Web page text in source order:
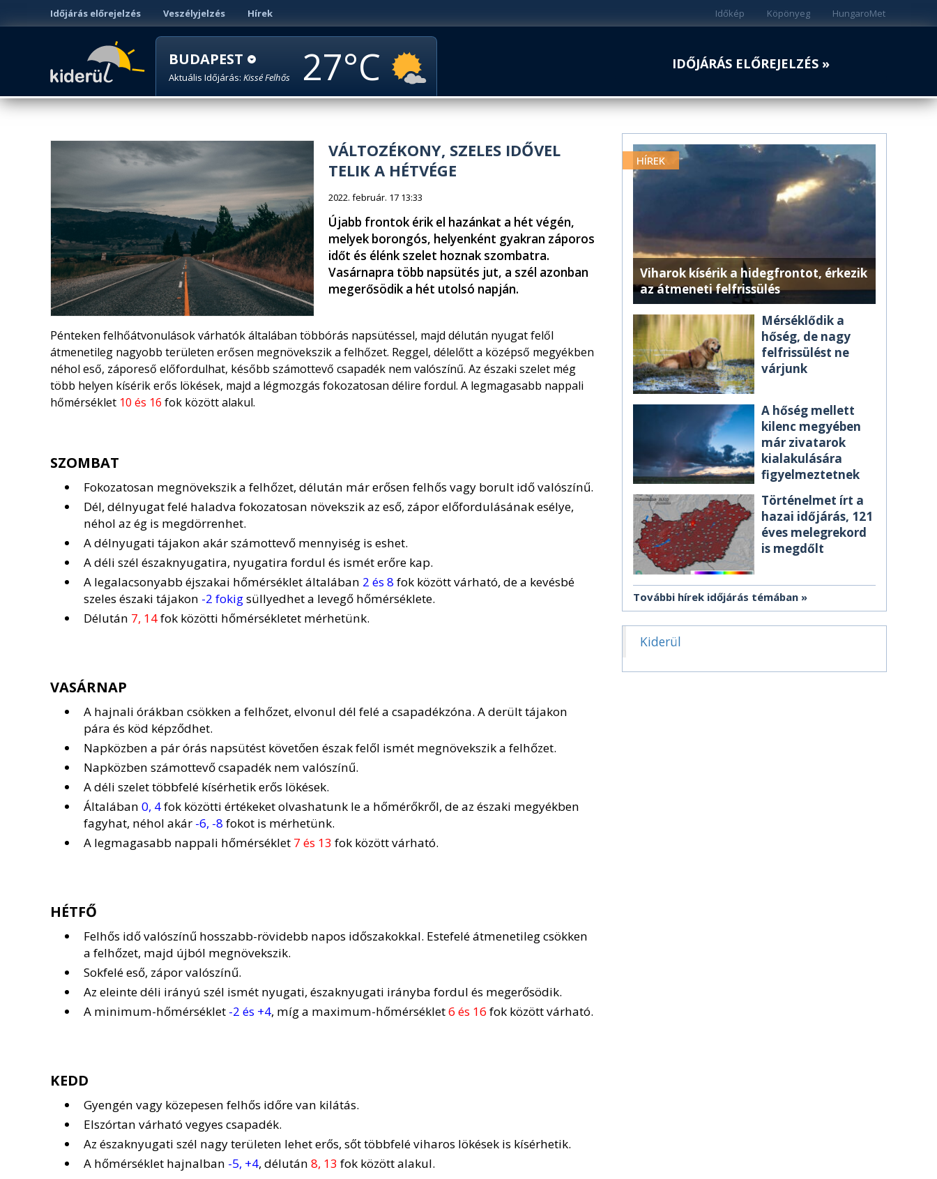
Időjárás előrejelzés Veszélyjelzés Hírek HungaroMet
Köpönyeg
Időkép
BUDAPEST
Aktuális Időjárás: Kissé Felhős 27 IDŐJÁRÁS ELŐREJELZÉS »
VÁLTOZÉKONY, SZELES IDŐVEL
TELIK A HÉTVÉGE
2022. február. 17 13:33
Újabb frontok érik el hazánkat a hét végén,
melyek borongós, helyenként gyakran záporos
időt és élénk szelet hoznak szombatra.
Vasárnapra több napsütés jut, a szél azonban
megerősödik a hét utolsó napján.
Pénteken felhőátvonulások várhatók általában többórás napsütéssel, majd délután nyugat felől
átmenetileg nagyobb területen erősen megnövekszik a felhőzet. Reggel, délelőtt a középső megyékben
néhol eső, záporeső előfordulhat, később számottevő csapadék nem valószínű. Az északi szelet még
több helyen kísérik erős lökések, majd a légmozgás fokozatosan délire fordul. A legmagasabb nappali
hőmérséklet 10 és 16 fok között alakul.
SZOMBAT
Fokozatosan megnövekszik a felhőzet, délután már erősen felhős vagy borult idő valószínű.
Dél, délnyugat felé haladva fokozatosan növekszik az eső, zápor előfordulásának esélye,
néhol az ég is megdörrenhet.
A délnyugati tájakon akár számottevő mennyiség is eshet.
A déli szél északnyugatira, nyugatira fordul és ismét erőre kap.
A legalacsonyabb éjszakai hőmérséklet általában 2 és 8 fok között várható, de a kevésbé
szeles északi tájakon -2 fokigsüllyedhet a levegő hőmérséklete.
Délután 7, 14fok közötti hőmérsékletet mérhetünk.
VASÁRNAP
A hajnali órákban csökken a felhőzet, elvonul dél felé a csapadékzóna. A derült tájakon
pára és köd képződhet.
Napközben a pár órás napsütést követően észak felől ismét megnövekszik a felhőzet.
Napközben számottevő csapadék nem valószínű.
A déli szelet többfelé kísérhetik erős lökések.
Általában 0, 4fok közötti értékeket olvashatunk le a hőmérőkről, de az északi megyékben
fagyhat, néhol akár -6, -8 fokot is mérhetünk.
A legmagasabb nappali hőmérséklet 7 és 13 fok között várható.
HÉTFŐ
Felhős idő valószínű hosszabb-rövidebb napos időszakokkal. Estefelé átmenetileg csökken
a felhőzet, majd újból megnövekszik.
Sokfelé eső, zápor valószínű.
Az eleinte déli irányú szél ismét nyugati, északnyugati irányba fordul és megerősödik.
A minimum-hőmérséklet -2 és +4, míg a maximum-hőmérséklet6 és 16 fok között várható.
KEDD
Gyengén vagy közepesen felhős időre van kilátás.
Elszórtan várható vegyes csapadék.
Az északnyugati szél nagy területen lehet erős, sőt többfelé viharos lökések is kísérhetik.
A hőmérséklet hajnalban -5, +4, délután 8, 13 fok között alakul.
HÍREK
Viharok kísérik a hidegfrontot, érkezik
az átmeneti felfrissülés
Mérséklődik a
hőség, de nagy
felfrissülést ne
várjunk
A hőség mellett
kilenc megyében
már zivatarok
kialakulására
figyelmeztetnek
Történelmet írt a
hazai időjárás, 121
éves melegrekord
is megdőlt
További hírek időjárás témában
Kiderül